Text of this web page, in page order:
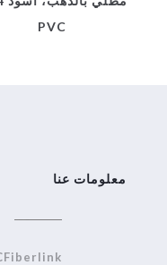
PVC
معلومات عنا